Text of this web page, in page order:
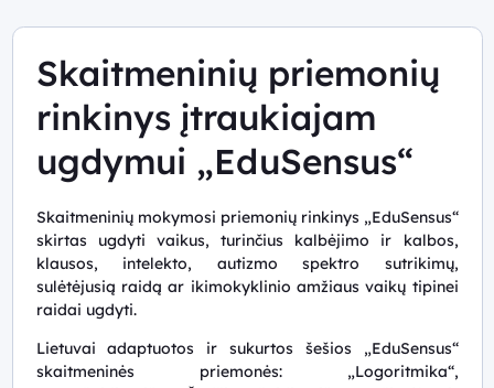
Skaitmeninių priemonių
rinkinys įtraukiajam
ugdymui „EduSensus“
Skaitmeninių mokymosi priemonių rinkinys „EduSensus“
skirtas ugdyti vaikus, turinčius kalbėjimo ir kalbos,
klausos, intelekto, autizmo spektro sutrikimų,
sulėtėjusią raidą ar ikimokyklinio amžiaus vaikų tipinei
raidai ugdyti.
Lietuvai adaptuotos ir sukurtos šešios „EduSensus“
skaitmeninės priemonės: „Logoritmika“,